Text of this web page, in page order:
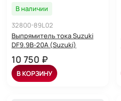
В наличии
32800-89L02
Выпрямитель тока Suzuki
DF9.9B-20A (Suzuki)
10 750 ₽
В КОРЗИНУ